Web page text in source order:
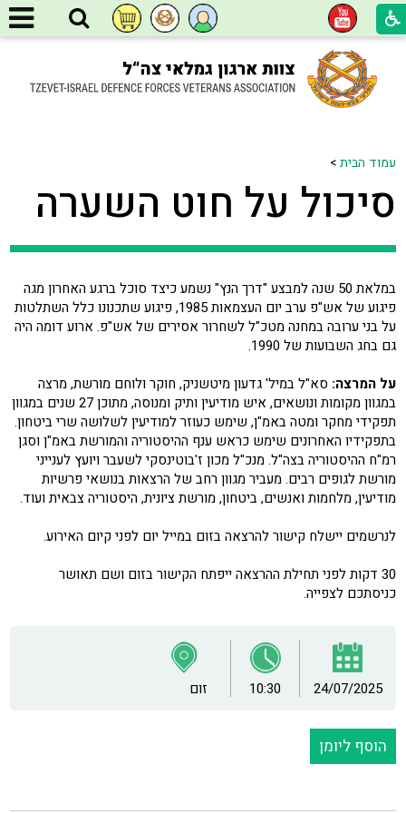
עמוד הבית>
סיכול על חוט השערה
במלאת 50 שנה למבצע "דרך הנץ" נשמע כיצד סוכל ברגע האחרון מגה
פיגוע של אש"פ ערב יום העצמאות 1985, פיגוע שתכנונו כלל השתלטות
על בני ערובה במחנה מטכ"ל לשחרור אסירים של אש"פ. ארוע דומה היה
גם בחג השבועות של 1990.
על המרצה: סא"ל במיל' גדעון מיטשניק, חוקר ולוחם מורשת, מרצה
במגוון מקומות ונושאים, איש מודיעין ותיק ומנוסה, מתוכן 27 שנים במגוון
תפקידי מחקר ומטה באמ"ן, שימש כעוזר למודיעין לשלושה שרי ביטחון.
בתפקידיו האחרונים שימש כראש ענף ההיסטוריה והמורשת באמ"ן וסגן
רמ"ח ההיסטוריה בצה"ל. מנכ"ל מכון ז'בוטינסקי לשעבר ויועץ לענייני
מורשת לגופים רבים. מעביר מגוון רחב של הרצאות בנושאי פרשיות
מודיעין, מלחמות ואנשים, ביטחון, מורשת ציונית, היסטוריה צבאית ועוד.
לנרשמים יישלח קישור להרצאה בזום במייל יום לפני קיום האירוע.
30 דקות לפני תחילת ההרצאה ייפתח הקישור בזום ושם תאושר
כניסתכם לצפייה.
24/07/2025
10:30 זום
הוסף ליומן